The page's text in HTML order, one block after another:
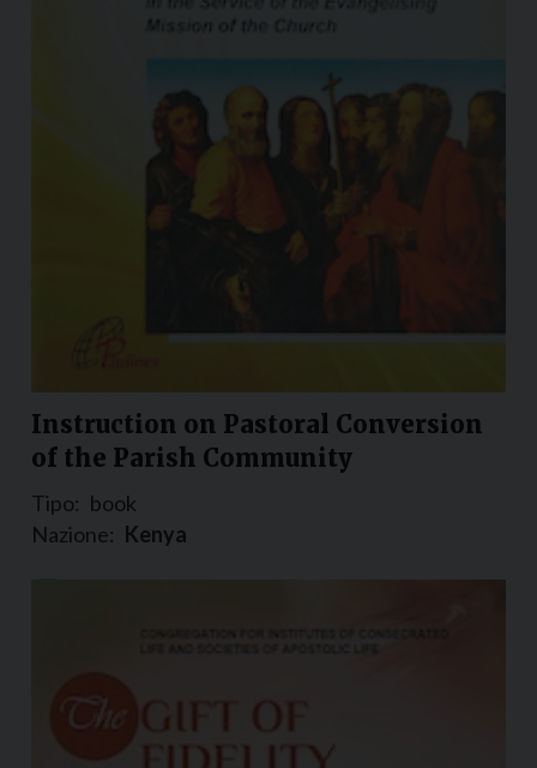
Instruction on Pastoral Conversion
of the Parish Community
Tipo: book
Nazione: Kenya